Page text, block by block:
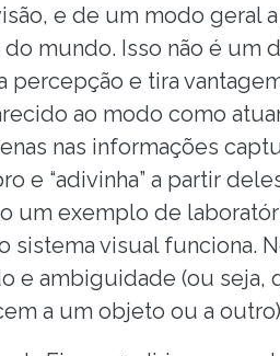
e de um modo geral
mundo. Isso não é um
percepção e tira
ao modo como
nas informações
e “adivinha” a partir
um exemplo de
visual funciona.
e ambiguidade (ou seja,
a um objeto ou a